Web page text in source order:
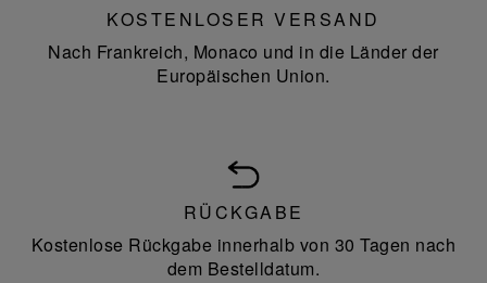
KOSTENLOSER VERSAND
Nach Frankreich, Monaco und in die Länder der
Europäischen Union.
RÜCKGABE
Kostenlose Rückgabe innerhalb von 30 Tagen nach
dem Bestelldatum.